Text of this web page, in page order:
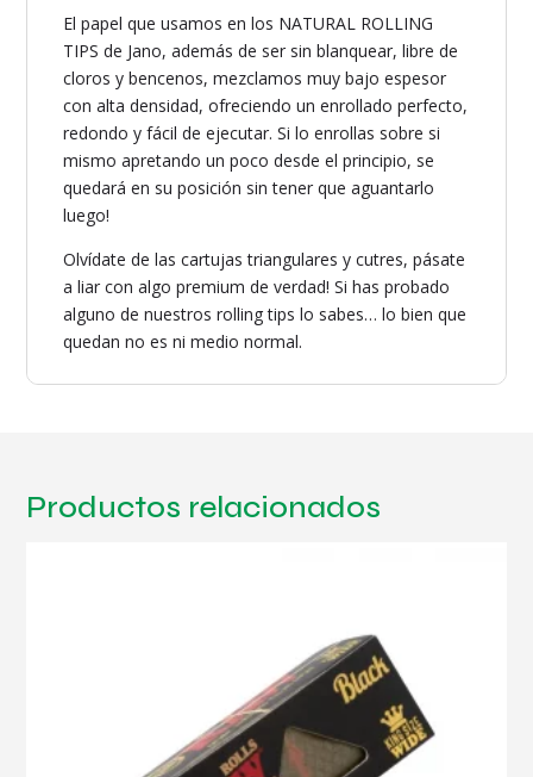
El papel que usamos en los NATURAL ROLLING
TIPS de Jano, además de ser sin blanquear, libre de
cloros y bencenos, mezclamos muy bajo espesor
con alta densidad, ofreciendo un enrollado perfecto,
redondo y fácil de ejecutar. Si lo enrollas sobre si
mismo apretando un poco desde el principio, se
quedará en su posición sin tener que aguantarlo
luego!
Olvídate de las cartujas triangulares y cutres, pásate
a liar con algo premium de verdad! Si has probado
alguno de nuestros rolling tips lo sabes… lo bien que
quedan no es ni medio normal.
Productos relacionados